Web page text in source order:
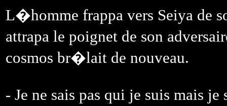
L�homme frappa vers Seiya de
attrapa le poignet de son
cosmos br�lait de nouveau.
- Je ne sais pas qui je suis mais